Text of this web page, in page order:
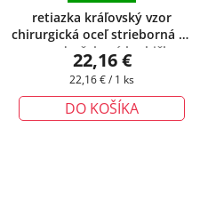
retiazka kráľovský vzor
chirurgická oceľ strieborná 55
+ darčeková krabička
zadarmo
22,16 €
Jednotková
22,16 € / 1 ks
DO KOŠÍKA